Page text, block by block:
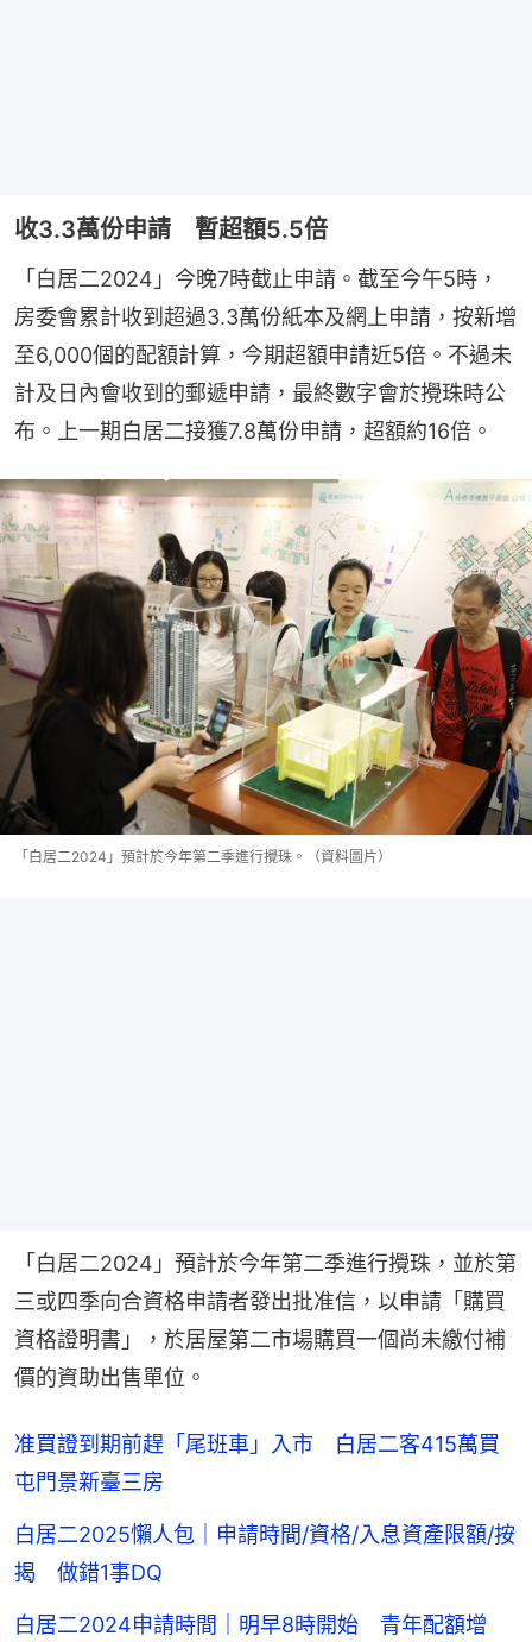
收3.3萬份申請 暫超額5.5倍
「白居二2024」今晚7時截止申請。截至今午5時，
房委會累計收到超過3.3萬份紙本及網上申請，按新增
至6,000個的配額計算，今期超額申請近5倍。不過未
計及日內會收到的郵遞申請，最終數字會於攪珠時公
布。上一期白居二接獲7.8萬份申請，超額約16倍。
「白居二2024」預計於今年第二季進行攪珠。（資料圖片）
「白居二2024」預計於今年第二季進行攪珠，並於第
三或四季向合資格申請者發出批准信，以申請「購買
資格證明書」，於居屋第二市場購買一個尚未繳付補
價的資助出售單位。
准買證到期前趕「尾班車」入市 白居二客415萬買
屯門景新臺三房
白居二2025懶人包｜申請時間/資格/入息資產限額/按
揭 做錯1事DQ
白居二2024申請時間｜明早8時開始 青年配額增